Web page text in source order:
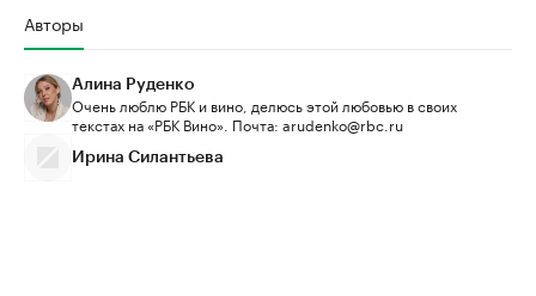
Авторы
Алина Руденко
Очень люблю РБК и вино, делюсь этой любовью в своих
текстах на «РБК Вино». Почта: arudenko@rbc.ru
Ирина Силантьева